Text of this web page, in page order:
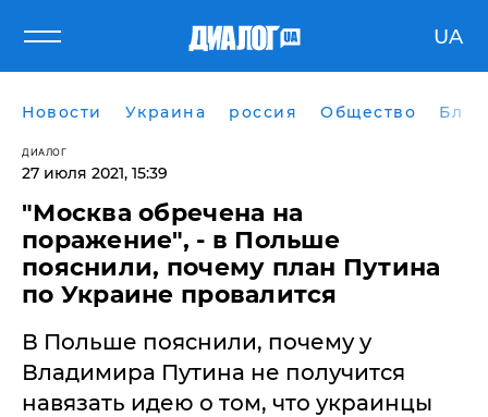
UA
Новости Украина россия Общество
ДИАЛОГ
27 июля 2021, 15:39
"Москва обречена на
поражение", - в Польше
пояснили, почему план Путина
по Украине провалится
В Польше пояснили, почему у
Владимира Путина не получится
навязать идею о том, что украинцы